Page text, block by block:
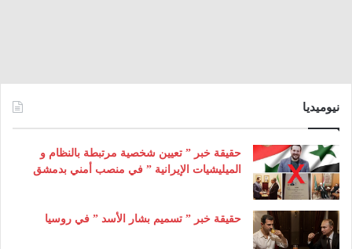
نيوميديا
حقيقة خبر ” تعيين شخصية مرتبطة بالنظام و
الميليشيات الإيرانية ” في منصب أمني بدمشق
حقيقة خبر ” تسميم بشار الأسد ” في روسيا